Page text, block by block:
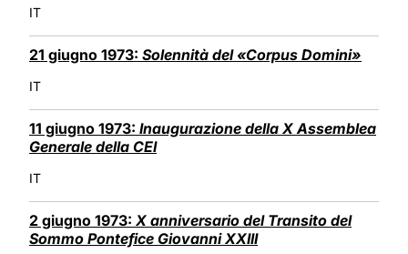
IT
21 giugno 1973: Solennità del «Corpus Domini»
IT
11 giugno 1973: Inaugurazione della X Assemblea
Generale della CEI
IT
2 giugno 1973: X anniversario del Transito del
Sommo Pontefice Giovanni XXIII